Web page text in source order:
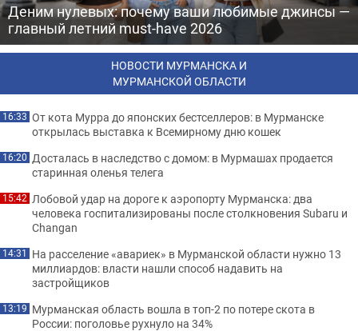
Деним нулевых: почему ваши любимые джинсы —
главный летний must-have 2026
НОВОСТИ МУРМАНСКА И
МУРМАНСКОЙ ОБЛАСТИ
16:33 От кота Мурра до японских бестселлеров: в Мурманске
открылась выставка к Всемирному дню кошек
16:20 Досталась в наследство с домом: в Мурмашах продается
старинная оленья телега
15:42 Лобовой удар на дороге к аэропорту Мурманска: два
человека госпитализированы после столкновения Subaru и
Changan
14:31 На расселение «авариек» в Мурманской области нужно 13
миллиардов: власти нашли способ надавить на
застройщиков
13:19 Мурманская область вошла в топ-2 по потере скота в
России: поголовье рухнуло на 34%